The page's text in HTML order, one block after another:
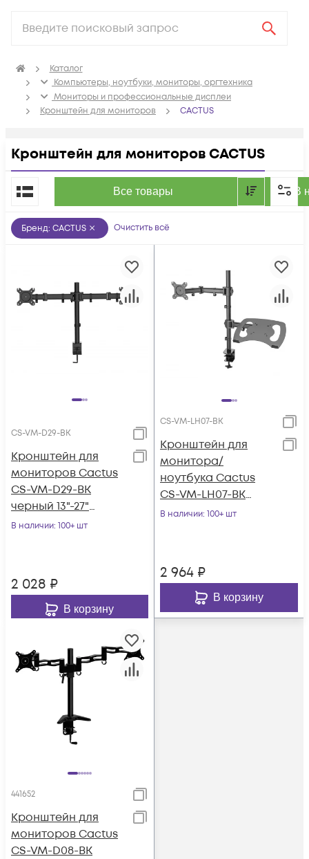
Каталог
Компьютеры, ноутбуки, мониторы, оргтехника
Мониторы и профессиональные дисплеи
Кронштейн для мониторов
CACTUS
Кронштейн для мониторов CACTUS
Все товары В
По популярности
Бренд: CACTUS Очистить всё
CS-VM-D29-BK
Кронштейн для
мониторов Cactus
CS-VM-D29-BK
черный 13"-27"
макс.10кг
В наличии: 100+ шт
2 028 ₽
В корзину
CS-VM-LH07-BK
Кронштейн для
монитора/
ноутбука Cactus
CS-VM-LH07-BK
черный 13"-27"
В наличии: 100+ шт
2 964 ₽
В корзину
441652
Кронштейн для
мониторов Cactus
CS-VM-D08-BK